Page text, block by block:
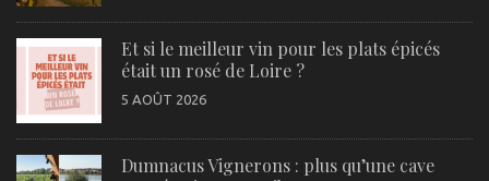
Et si le meilleur vin pour les plats épicés
était un rosé de Loire ?
5 AOÛT 2026
Dumnacus Vignerons : plus qu’une cave